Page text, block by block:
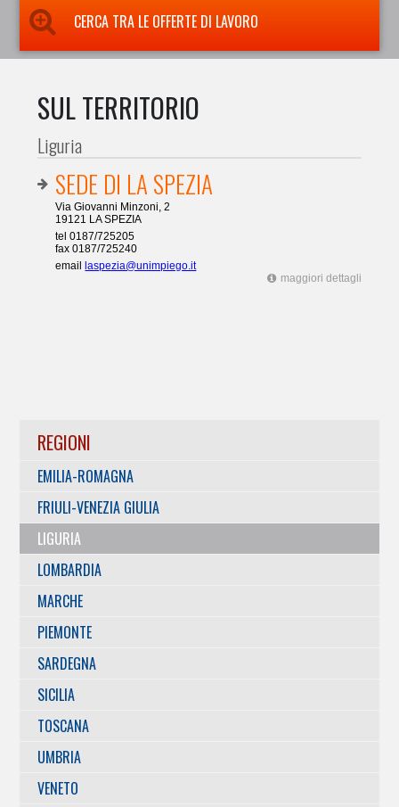
CERCA TRA LE OFFERTE DI LAVORO
SUL TERRITORIO
Liguria
SEDE DI LA SPEZIA
Via Giovanni Minzoni, 2
19121 LA SPEZIA
tel 0187/725205
fax 0187/725240
email
laspezia@unimpiego.it
maggiori dettagli
REGIONI
EMILIA-ROMAGNA
FRIULI-VENEZIA GIULIA
LIGURIA
LOMBARDIA
MARCHE
PIEMONTE
SARDEGNA
SICILIA
TOSCANA
UMBRIA
VENETO